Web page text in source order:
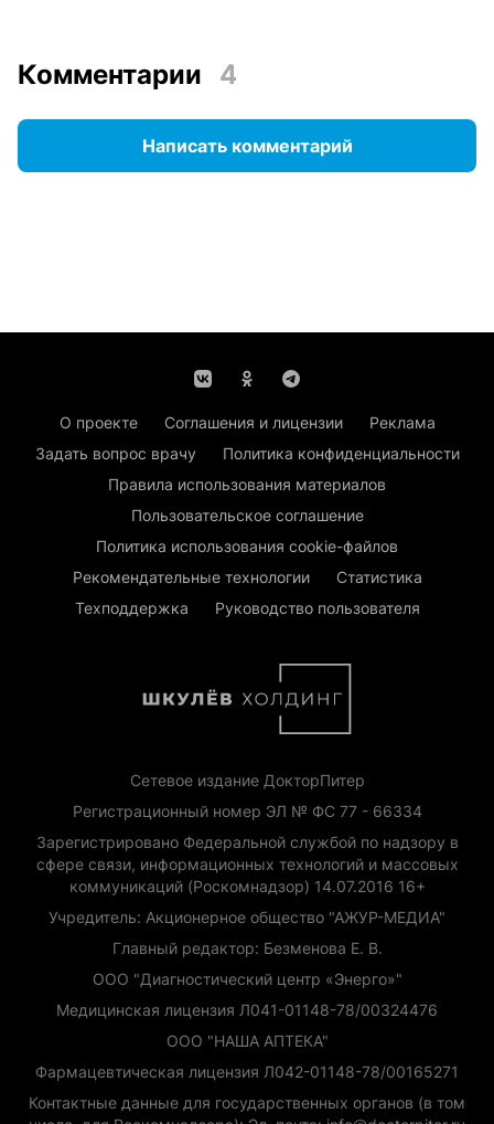
Комментарии 4
Написать комментарий
О проекте Соглашения и лицензии
Реклама
Задать вопрос врачу
Политика конфиденциальности
Правила использования материалов
Пользовательское соглашение
Политика использования cookie-файлов
Рекомендательные технологии
Статистика
Техподдержка
Руководство пользователя
Сетевое издание ДокторПитер
Регистрационный номер ЭЛ № ФС 77 - 66334
Зарегистрировано Федеральной службой по надзору в
сфере связи, информационных технологий и массовых
коммуникаций (Роскомнадзор) 14.07.2016 16+
Учредитель: Акционерное общество "АЖУР-МЕДИА"
Главный редактор: Безменова Е. В.
ООО "Диагностический центр «Энерго»"
Медицинская лицензия Л041-01148-78/00324476
ООО "НАША АПТЕКА"
Фармацевтическая лицензия Л042-01148-78/00165271
Контактные данные для государственных органов (в том